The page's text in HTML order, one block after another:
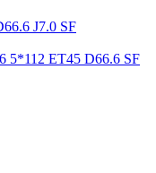
5*112 ET45 D66.6 SF